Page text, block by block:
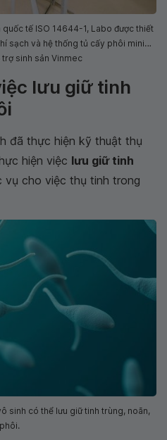
tế ISO 14644-1, Labo được thiết
sạch và hệ thống tủ cấy phôi mini…
sinh sản Vinmec
lưu giữ tinh
đã thực hiện kỹ thuật thụ
hiện việc lưu giữ tinh
vụ cho việc thụ tinh trong
sinh có thể lưu giữ tinh trùng, noãn,
phôi.